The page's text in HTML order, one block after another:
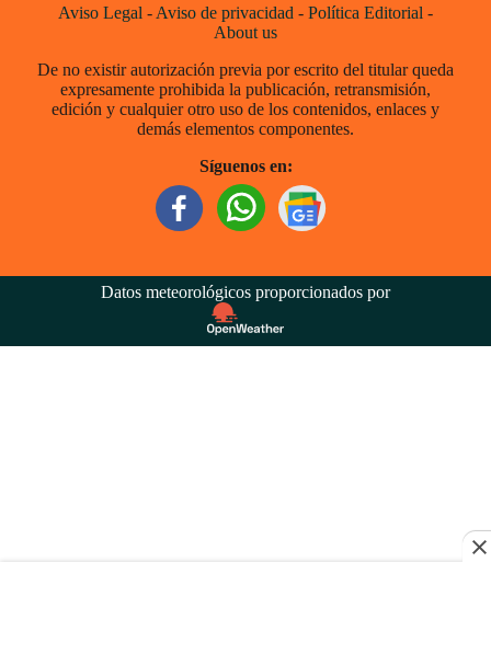
Aviso Legal - Aviso de privacidad - Política Editorial -
About us
De no existir autorización previa por escrito del titular queda
expresamente prohibida la publicación, retransmisión,
edición y cualquier otro uso de los contenidos, enlaces y
demás elementos componentes.
Síguenos en:
Datos meteorológicos proporcionados por